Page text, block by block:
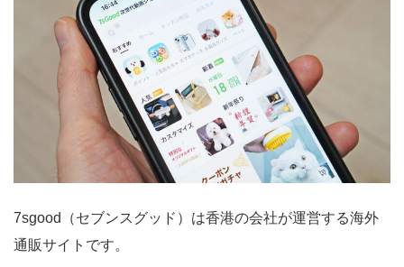
7sgood（セブンスグッド）は香港の会社が運営する海外
通販サイトです。